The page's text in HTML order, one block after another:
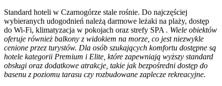
Standard hoteli w Czarnogórze stale rośnie. Do najczęściej
wybieranych udogodnień należą darmowe leżaki na plaży, dostęp
do Wi-Fi, klimatyzacja w pokojach oraz strefy SPA . Wiele obiektów
oferuje również balkony z widokiem na morze, co jest niezwykle
cenione przez turystów. Dla osób szukających komfortu dostępne są
hotele kategorii Premium i Elite, które zapewniają wyższy standard
obsługi oraz dodatkowe atrakcje, takie jak bezpośredni dostęp do
basenu z poziomu tarasu czy rozbudowane zaplecze rekreacyjne.